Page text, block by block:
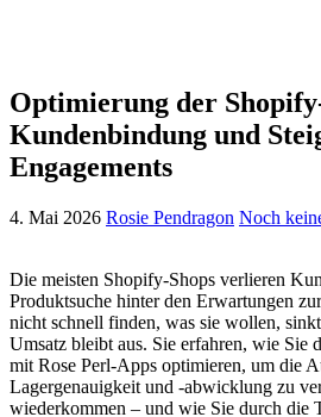
Optimierung der
Kundenbindung und
Engagements
4. Mai 2026 Rosie Pendragon Noch
Die meisten Shopify-Shops verlieren
Produktsuche hinter den Erwartungen
nicht schnell finden, was sie wollen,
Umsatz bleibt aus. Sie erfahren, wie Sie
mit Rose Perl-Apps optimieren, um die
Lagergenauigkeit und -abwicklung zu
wiederkommen – und wie Sie durch die